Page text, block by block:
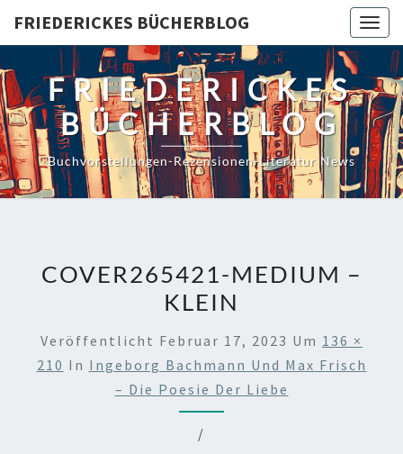
content
FRIEDERICKES BÜCHERBLOG
FRIEDERICKES
BÜCHERBLOG
Buchvorstellungen-Rezensionen-Literatur News
COVER265421-MEDIUM –
KLEIN
Veröffentlicht Februar 17, 2023 Um 136 ×
210 In Ingeborg Bachmann Und Max Frisch
– Die Poesie Der Liebe
/